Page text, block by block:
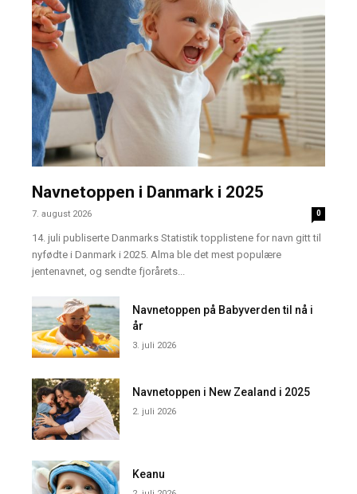
Navnetoppen i Danmark i 2025
7. august 2026 0
14. juli publiserte Danmarks Statistik topplistene for navn gitt til
nyfødte i Danmark i 2025. Alma ble det mest populære
jentenavnet, og sendte fjorårets...
Navnetoppen på Babyverden til nå i
år
3. juli 2026
Navnetoppen i New Zealand i 2025
2. juli 2026
Keanu